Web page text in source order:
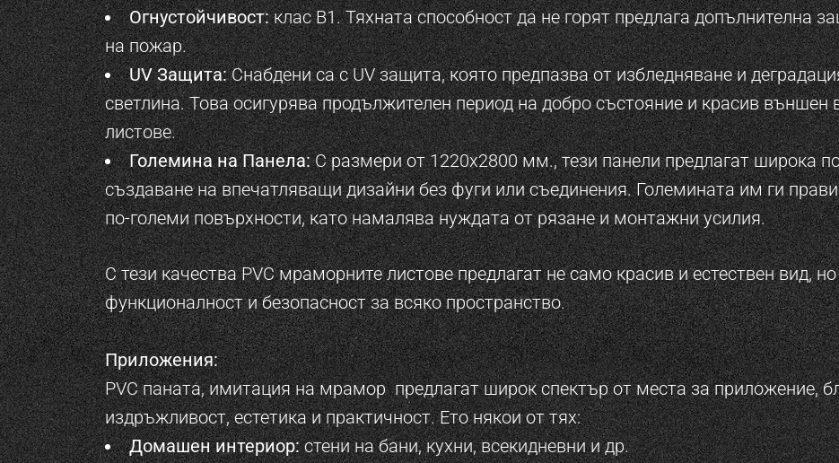
Огнустойчивост:клас B1. Тяхната способност да не горят предлага допълнителна
на пожар.
UV Защита:Снабдени са с UV защита, която предпазва от избледняване и
светлина. Това осигурява продължителен период на добро състояние и красив външен
листове.
Големина на Панела:С размери от 1220х2800 мм., тези панели предлагат широка
създаване на впечатляващи дизайни без фуги или съединения. Големината им ги
по-големи повърхности, като намалява нуждата от рязане и монтажни усилия.
С тези качества PVC мраморните листове предлагат не само красив и естествен вид,
функционалност и безопасност за всяко пространство.
Приложения:
PVC паната, имитация на мрамор предлагат широк спектър от места за приложение,
издръжливост, естетика и практичност. Ето някои от тях:
Домашен интериор:стени на бани, кухни, всекидневни и др.